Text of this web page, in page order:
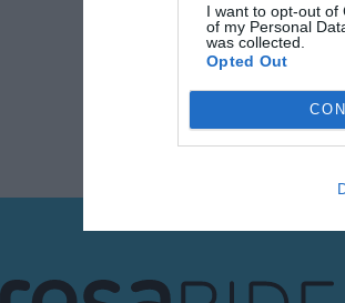
I want to opt-out of
of my Personal
was collected.
Opted Out